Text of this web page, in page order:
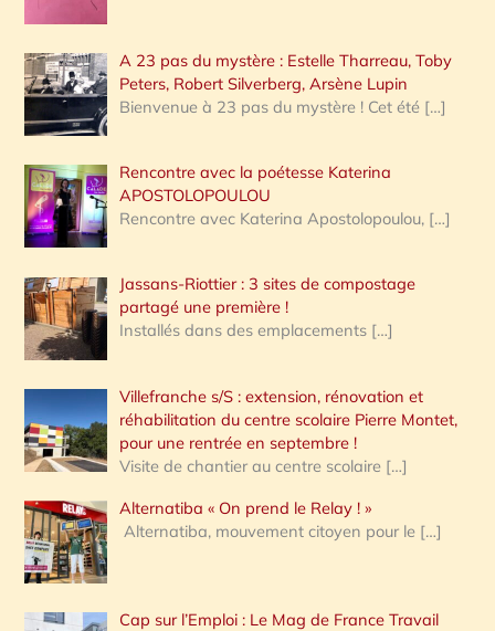
A 23 pas du mystère : Estelle Tharreau, Toby
Peters, Robert Silverberg, Arsène Lupin
Bienvenue à 23 pas du mystère ! Cet été […]
Rencontre avec la poétesse Katerina
APOSTOLOPOULOU
Rencontre avec Katerina Apostolopoulou, […]
Jassans-Riottier : 3 sites de compostage
partagé une première !
Installés dans des emplacements […]
Villefranche s/S : extension, rénovation et
réhabilitation du centre scolaire Pierre Montet,
pour une rentrée en septembre !
Visite de chantier au centre scolaire […]
Alternatiba « On prend le Relay ! »
Alternatiba, mouvement citoyen pour le […]
Cap sur l’Emploi : Le Mag de France Travail